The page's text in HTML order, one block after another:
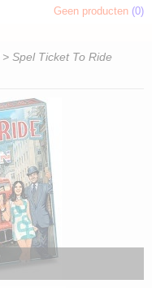
Geen producten (0)
> Spel Ticket To Ride